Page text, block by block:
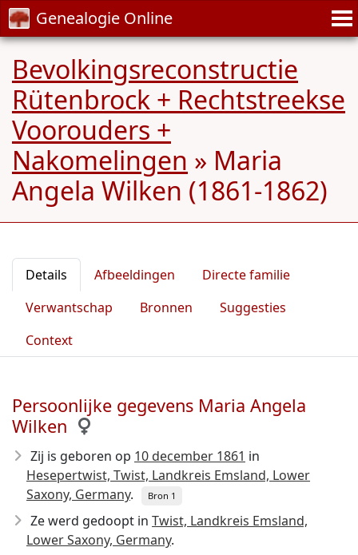
Genealogie Online
Bevolkingsreconstructie
Rütenbrock + Rechtstreekse
Voorouders +
Nakomelingen » Maria
Angela Wilken (1861-1862)
Details Afbeeldingen
Directe familie
Verwantschap
Bronnen
Suggesties
Context
Persoonlijke gegevens Maria Angela
Wilken
Zij is geboren op 10 december 1861 in
Hesepertwist, Twist, Landkreis Emsland, Lower
Saxony, Germany. Bron 1
Ze werd gedoopt in Twist, Landkreis Emsland,
Lower Saxony, Germany.